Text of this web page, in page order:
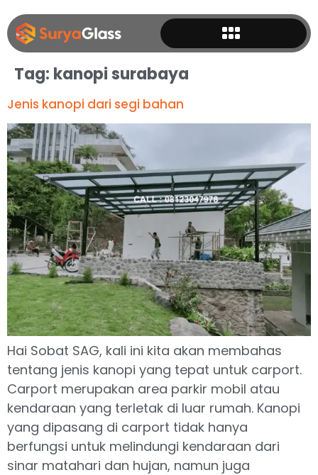
Tag: kanopi surabaya
Jenis kanopi dari segi bahan
Hai Sobat SAG, kali ini kita akan membahas
tentang jenis kanopi yang tepat untuk carport.
Carport merupakan area parkir mobil atau
kendaraan yang terletak di luar rumah. Kanopi
yang dipasang di carport tidak hanya
berfungsi untuk melindungi kendaraan dari
sinar matahari dan hujan, namun juga